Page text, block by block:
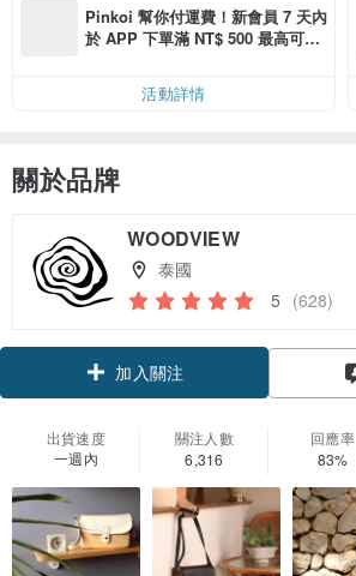
Pinkoi 幫你付運費！新會員 7 天內
於 APP 下單滿 NT$ 500 最高可折
活動詳情
關於品牌
WOODVIEW
泰國
5 (628)
加入關注
出貨速度
一週內
關注人數
6,316
回應率
83%